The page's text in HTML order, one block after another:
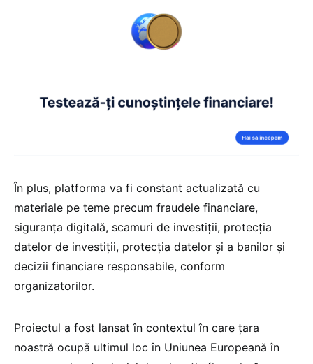
În plus, platforma va fi constant actualizată cu
materiale pe teme precum fraudele financiare,
siguranța digitală, scamuri de investiții, protecția
datelor de investiții, protecția datelor și a banilor și
decizii financiare responsabile, conform
organizatorilor.
Proiectul a fost lansat în contextul în care țara
noastră ocupă ultimul loc în Uniunea Europeană în